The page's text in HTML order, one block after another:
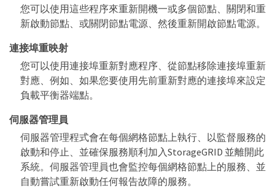
您可以使用這些程序來重新開機一或多個節點、關閉和重
新啟動節點、或關閉節點電源、然後重新開啟節點電源。
連接埠重映射
您可以使用連接埠重新對應程序、從節點移除連接埠重新
對應、例如、如果您要使用先前重新對應的連接埠來設定
負載平衡器端點。
伺服器管理員
伺服器管理程式會在每個網格節點上執行、以監督服務的
啟動和停止、並確保服務順利加入StorageGRID 並離開此
系統。伺服器管理員也會監控每個網格節點上的服務、並
自動嘗試重新啟動任何報告故障的服務。